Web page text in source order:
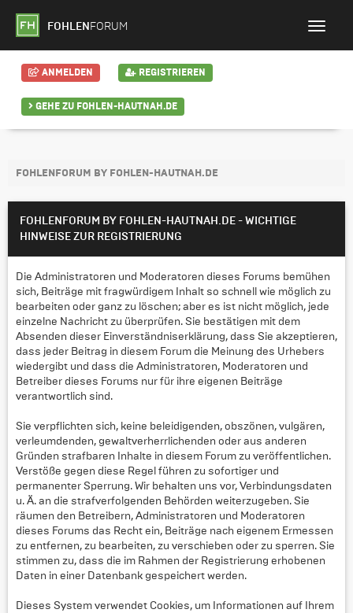
FOHLEN FORUM
ANMELDEN REGISTRIEREN
GEHE ZU FOHLEN-HAUTNAH.DE
FOHLENFORUM BY FOHLEN-HAUTNAH.DE
FOHLENFORUM BY FOHLEN-HAUTNAH.DE - WICHTIGE
HINWEISE ZUR REGISTRIERUNG
Die Administratoren und Moderatoren dieses Forums bemühen
sich, Beiträge mit fragwürdigem Inhalt so schnell wie möglich zu
bearbeiten oder ganz zu löschen; aber es ist nicht möglich, jede
einzelne Nachricht zu überprüfen. Sie bestätigen mit dem
Absenden dieser Einverständniserklärung, dass Sie akzeptieren,
dass jeder Beitrag in diesem Forum die Meinung des Urhebers
wiedergibt und dass die Administratoren, Moderatoren und
Betreiber dieses Forums nur für ihre eigenen Beiträge
verantwortlich sind.
Sie verpflichten sich, keine beleidigenden, obszönen, vulgären,
verleumdenden, gewaltverherrlichenden oder aus anderen
Gründen strafbaren Inhalte in diesem Forum zu veröffentlichen.
Verstöße gegen diese Regel führen zu sofortiger und
permanenter Sperrung. Wir behalten uns vor, Verbindungsdaten
u. Ä. an die strafverfolgenden Behörden weiterzugeben. Sie
räumen den Betreibern, Administratoren und Moderatoren
dieses Forums das Recht ein, Beiträge nach eigenem Ermessen
zu entfernen, zu bearbeiten, zu verschieben oder zu sperren. Sie
stimmen zu, dass die im Rahmen der Registrierung erhobenen
Daten in einer Datenbank gespeichert werden.
Dieses System verwendet Cookies, um Informationen auf Ihrem